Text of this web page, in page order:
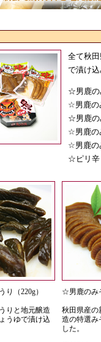
全て秋
で漬け
☆男鹿の
☆男鹿の
☆男鹿の
☆男鹿の
☆男鹿の
☆ピリ
（220g）
りと地元醸造
うゆで漬け込
☆男鹿のみ
秋田県産の
造の特選み
した。